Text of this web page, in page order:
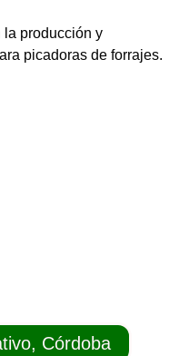
la producción y
picadoras de forrajes.
Córdoba